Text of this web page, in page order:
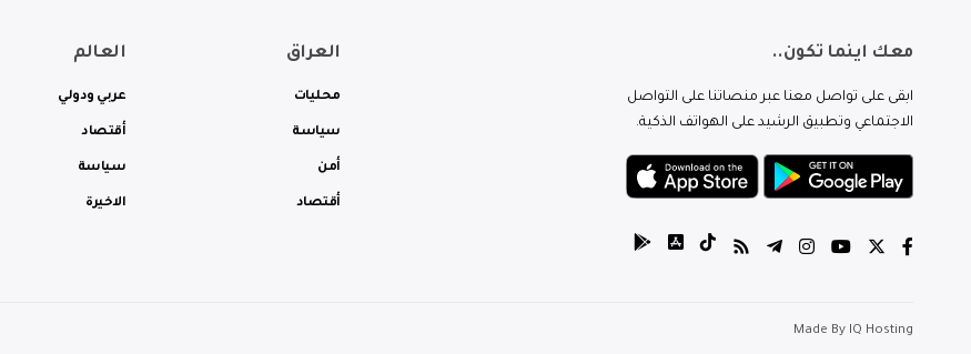
معك اينما تكون..
ابقى على تواصل معنا عبر منصاتنا على التواصل
الاجتماعي وتطبيق الرشيد على الهواتف الذكية.
العراق
محليات
سياسة
أمن
أقتصاد
العالم
عربي ودولي
أقتصاد
سياسة
الاخيرة
Made By IQ Hosting